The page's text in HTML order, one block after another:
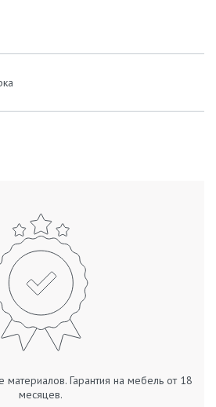
Гарантия на мебель от 18
месяцев.